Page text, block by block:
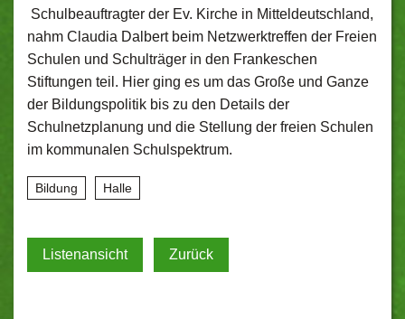
Schulbeauftragter der Ev. Kirche in Mitteldeutschland,
nahm Claudia Dalbert beim Netzwerktreffen der Freien
Schulen und Schulträger in den Frankeschen
Stiftungen teil. Hier ging es um das Große und Ganze
der Bildungspolitik bis zu den Details der
Schulnetzplanung und die Stellung der freien Schulen
im kommunalen Schulspektrum.
Bildung Halle
Listenansicht Zurück